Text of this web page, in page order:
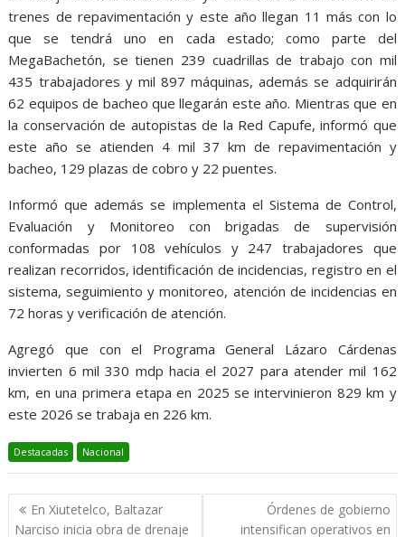
trenes de repavimentación y este año llegan 11 más con lo
que se tendrá uno en cada estado; como parte del
MegaBachetón, se tienen 239 cuadrillas de trabajo con mil
435 trabajadores y mil 897 máquinas, además se adquirirán
62 equipos de bacheo que llegarán este año. Mientras que en
la conservación de autopistas de la Red Capufe, informó que
este año se atienden 4 mil 37 km de repavimentación y
bacheo, 129 plazas de cobro y 22 puentes.
Informó que además se implementa el Sistema de Control,
Evaluación y Monitoreo con brigadas de supervisión
conformadas por 108 vehículos y 247 trabajadores que
realizan recorridos, identificación de incidencias, registro en el
sistema, seguimiento y monitoreo, atención de incidencias en
72 horas y verificación de atención.
Agregó que con el Programa General Lázaro Cárdenas
invierten 6 mil 330 mdp hacia el 2027 para atender mil 162
km, en una primera etapa en 2025 se intervinieron 829 km y
este 2026 se trabaja en 226 km.
Destacadas Nacional
Navegación
de
En Xiutetelco, Baltazar
Narciso inicia obra de drenaje
Órdenes de gobierno
intensifican operativos en